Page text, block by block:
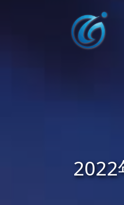
2022